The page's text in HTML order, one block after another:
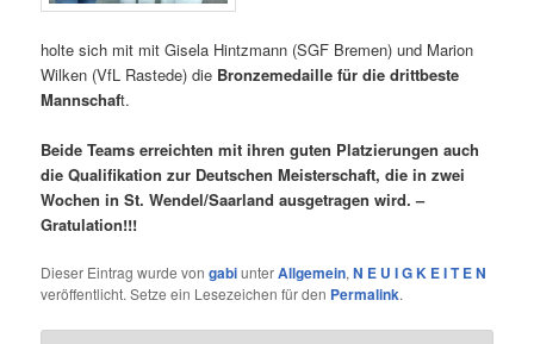
holte sich mit mit Gisela Hintzmann (SGF Bremen) und Marion
Wilken (VfL Rastede) die Bronzemedaillefür die drittbeste
Mannschaft.
Beide Teams erreichten mit ihren guten Platzierungen auch
die Qualifikation zur Deutschen Meisterschaft, die in zwei
Wochen in St. Wendel/Saarland ausgetragen wird. –
Gratulation!!!
Dieser Eintrag wurde vongabiunterAllgemein,N E U I G K E I T E N
veröffentlicht. Setze ein Lesezeichen für den Permalink.